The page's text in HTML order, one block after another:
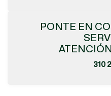
PONTE EN
310